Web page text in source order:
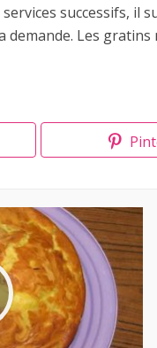
successifs, il
Les